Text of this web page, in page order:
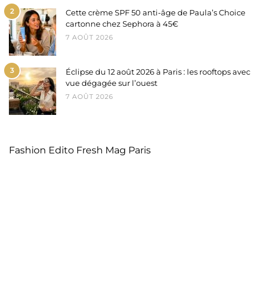
2
Cette crème SPF 50 anti-âge de Paula’s Choice
cartonne chez Sephora à 45€
7 AOÛT 2026
3
Éclipse du 12 août 2026 à Paris : les rooftops avec
vue dégagée sur l’ouest
7 AOÛT 2026
Fashion Edito Fresh Mag Paris